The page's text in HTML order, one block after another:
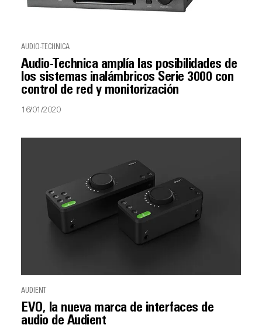
AUDIO-TECHNICA
Audio-Technica amplía las posibilidades de
los sistemas inalámbricos Serie 3000 con
control de red y monitorización
16/01/2020
AUDIENT
EVO, la nueva marca de interfaces de
audio de Audient